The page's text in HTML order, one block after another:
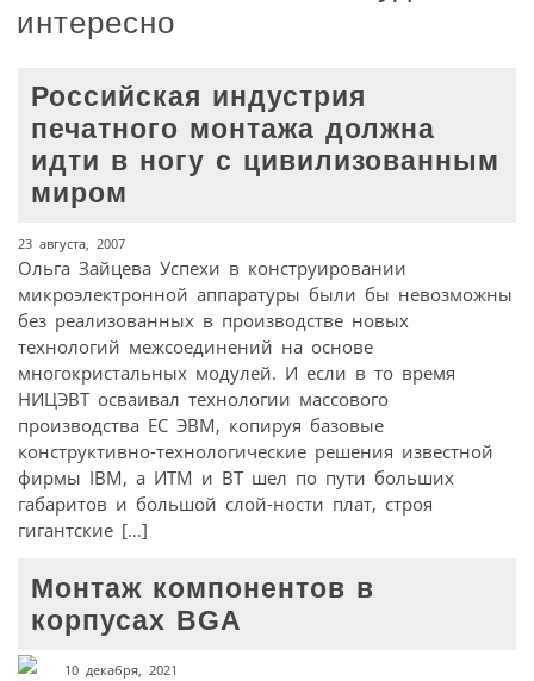
интересно
Российская индустрия
печатного монтажа должна
идти в ногу с цивилизованным
миром
23 августа, 2007
Ольга Зайцева Успехи в конструировании
микроэлектронной аппаратуры были бы невозможны
без реализованных в производстве новых
технологий межсоединений на основе
многокристальных модулей. И если в то время
НИЦЭВТ осваивал технологии массового
производства ЕС ЭВМ, копируя базовые
конструктивно-технологические решения известной
фирмы IBM, а ИТМ и ВТ шел по пути больших
габаритов и большой слой-ности плат, строя
гигантские […]
Монтаж компонентов в
корпусах BGA
10 декабря, 2021